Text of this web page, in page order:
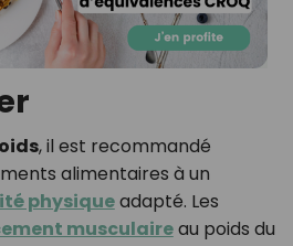
, il est recommandé
alimentaires à un
physiqueadapté. Les
musculaireau poids du